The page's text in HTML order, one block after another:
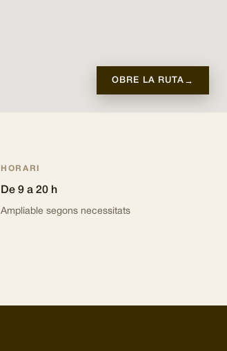
OBRE LA RUTA →
HORARI
De 9 a 20 h
Ampliable segons necessitats